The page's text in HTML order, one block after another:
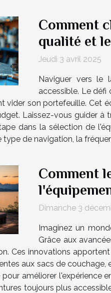
Comment
qualité et
Jeudi 3 avril 2025
Naviguer vers le
accessible. Le défi
vider son portefeuille. Cet
Laissez-vous guider à
dans la sélection de
de navigation, la
Comment
Dimanche 3
Imaginez un
Grâce aux
Ces innovations
aux sacs de
améliorer l'expérience
toujours plus